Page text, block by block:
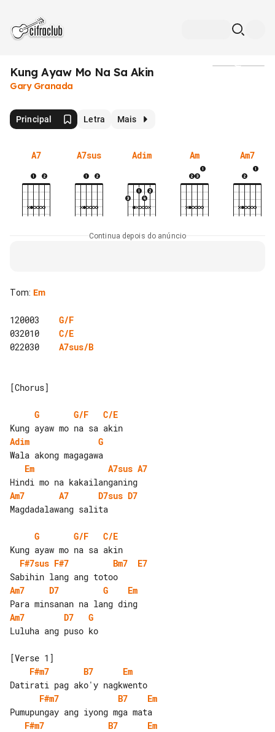
Kung Ayaw Mo Na Sa Akin
Gary Granada
Principal Letra Mais
A7 A7sus Adim Am Am7
Continua depois do anúncio
Tom: Em
120003 G/F
032010 C/E
022030 A7sus/B
[Chorus]
G G/F
C/E
Adim
G
Em
A7sus A7
Am7
A7 D7sus D7
Magdadalawang salita
G G/F
C/E
F#7sus F#7 Bm7
E7
Am7
D7 G
Em
Am7
D7
G
Luluha ang puso ko
F#m7
B7
Em
F#m7
B7
Em
F#m7
B7
Em